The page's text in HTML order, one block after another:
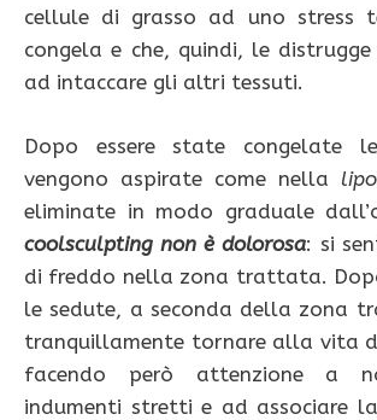
cellule di grasso ad uno stress
congela e che, quindi, le
ad intaccare gli altri tessuti.
Dopo essere state congelate
vengono aspirate come nella
eliminate in modo graduale
coolsculpting non è dolorosa: si
di freddo nella zona trattata.
le sedute, a seconda della zona
tranquillamente tornare alla vita
facendo però attenzione a
indumenti stretti e ad associare la